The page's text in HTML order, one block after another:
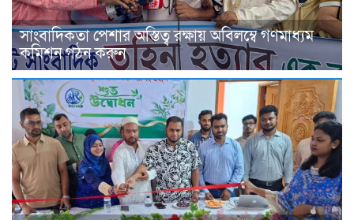
সাংবাদিকতা পেশার অস্তিত্ব রক্ষায় অবিলম্বে গণমাধ্যম
কমিশন গঠন করুন